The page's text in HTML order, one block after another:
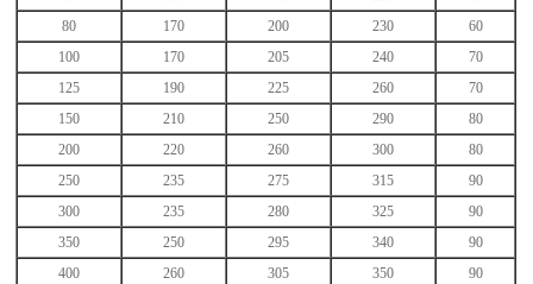
80
170 200 230
60
100
170 205 240
70
125
190 225 260
70
150
210 250 290
80
200
220 260 300
80
250
235 275 315
90
300
235 280 325
90
350
250 295 340
90
400
260 305 350
90